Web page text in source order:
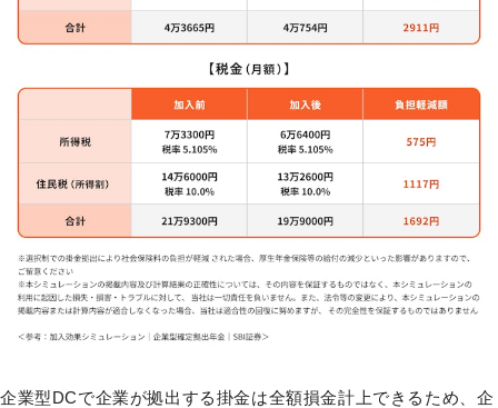
企業型DCで企業が拠出する掛金は全額損金計上できるため、企